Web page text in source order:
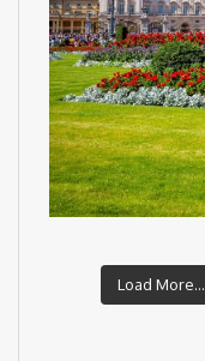
Load More...